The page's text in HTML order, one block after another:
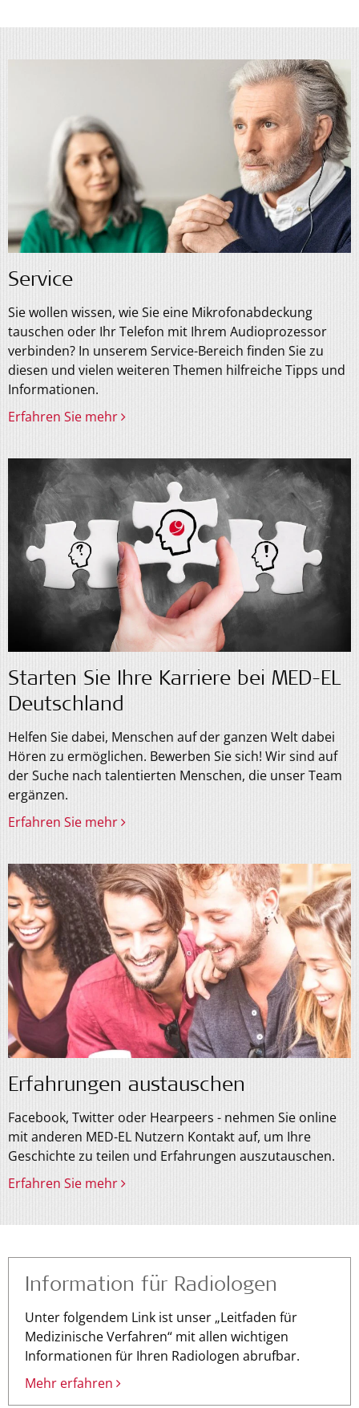
Service
Sie wollen wissen, wie Sie eine Mikrofonabdeckung
tauschen oder Ihr Telefon mit Ihrem Audioprozessor
verbinden? In unserem Service-Bereich finden Sie zu
diesen und vielen weiteren Themen hilfreiche Tipps und
Informationen.
Erfahren Sie mehr
Starten Sie Ihre Karriere bei MED-EL
Deutschland
Helfen Sie dabei, Menschen auf der ganzen Welt dabei
Hören zu ermöglichen. Bewerben Sie sich! Wir sind auf
der Suche nach talentierten Menschen, die unser Team
ergänzen.
Erfahren Sie mehr
Erfahrungen austauschen
Facebook, Twitter oder Hearpeers - nehmen Sie online
mit anderen MED-EL Nutzern Kontakt auf, um Ihre
Geschichte zu teilen und Erfahrungen auszutauschen.
Erfahren Sie mehr
Information für Radiologen
Unter folgendem Link ist unser „Leitfaden für
Medizinische Verfahren“ mit allen wichtigen
Informationen für Ihren Radiologen abrufbar.
Mehr erfahren